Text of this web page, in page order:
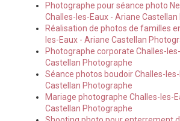
Photographe pour séance photo
Challes-les-Eaux - Ariane
Réalisation de photos de familles
les-Eaux - Ariane Castellan
Photographe corporate Challes-
Castellan Photographe
Séance photos boudoir Challes-
Castellan Photographe
Mariage photographe Challes-les-
Castellan Photographe